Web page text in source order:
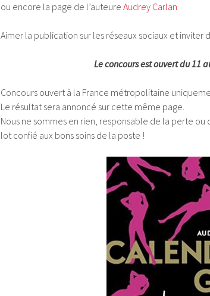
ou encore la page de l’auteure Audrey Carlan
Aimer la publication sur les réseaux sociaux et inviter
Le concours est ouvert du 11
Concours ouvert à la France métropolitaine
Le résultat sera annoncé sur cette même page.
Nous ne sommes en rien, responsable de la perte
lot confié aux bons soins de la poste !